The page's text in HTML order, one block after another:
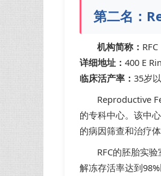
第二名：
机构简称： RFC
详细地址： 400 E
临床活产率： 35岁
Reproductive
的专科中心。该中
的病因筛查和治疗体
RFC的胚胎实
解冻存活率达到